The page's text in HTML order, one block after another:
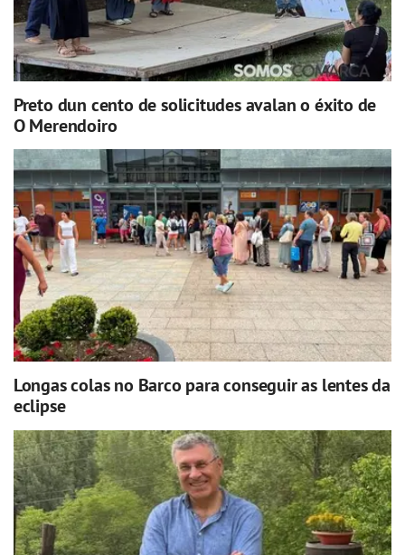
Preto dun cento de solicitudes avalan o éxito de
O Merendoiro
Longas colas no Barco para conseguir as lentes da
eclipse